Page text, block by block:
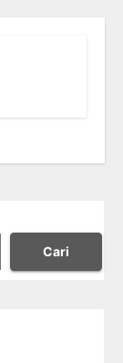
Cari